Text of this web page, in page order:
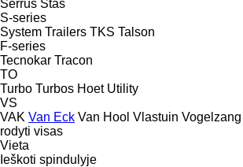
Serrus Stas
S-series
System Trailers TKS Talson
F-series
Tecnokar Tracon
TO
Turbo Turbos Hoet Utility
VS
VAK Van Eck Van Hool Vlastuin Vogelzang
rodyti visas
Vieta
Ieškoti spindulyje